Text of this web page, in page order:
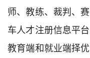
师、教练、裁判、
车人才注册信息平
教育端和就业端择